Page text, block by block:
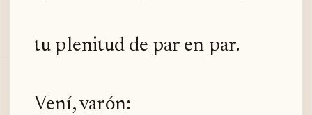
tu plenitud de par en par.
Vení, varón: